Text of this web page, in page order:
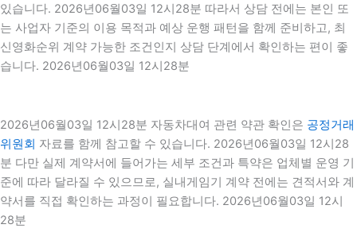
있습니다. 2026년06월03일 12시28분 따라서 상담 전에는 본인 또
는 사업자 기준의 이용 목적과 예상 운행 패턴을 함께 준비하고, 최
신영화순위 계약 가능한 조건인지 상담 단계에서 확인하는 편이 좋
습니다. 2026년06월03일 12시28분
2026년06월03일 12시28분 자동차대여 관련 약관 확인은 공정거래
위원회 자료를 함께 참고할 수 있습니다. 2026년06월03일 12시28
분 다만 실제 계약서에 들어가는 세부 조건과 특약은 업체별 운영 기
준에 따라 달라질 수 있으므로, 실내게임기 계약 전에는 견적서와 계
약서를 직접 확인하는 과정이 필요합니다. 2026년06월03일 12시
28분